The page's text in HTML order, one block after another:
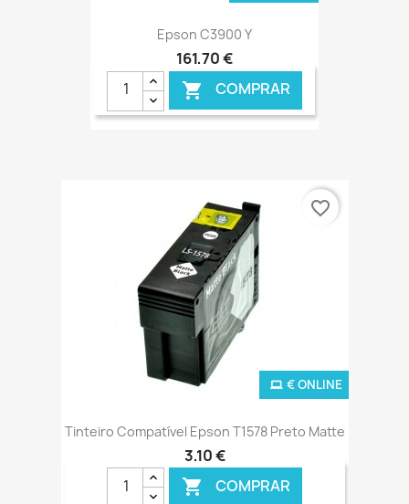
Epson C3900 Y
161,70 €
 COMPRAR
Tinteiro Compatível Epson T1578 Preto Matte
3,10 €
 COMPRAR
€ ONLINE
favorite_border